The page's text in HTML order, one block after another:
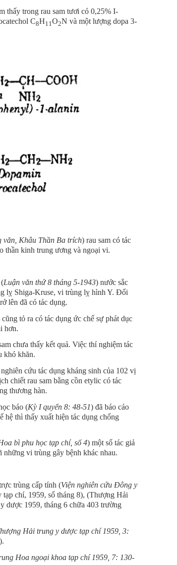
thấy trong rau sam tươi có 0,25% I-
C8H11O2N và một lượng dopa 3-
văn, Khâu Thần Ba trích) rau sam có tác
thần kinh trung ương và ngoại vi.
Luận văn thứ 8 tháng 5-1943) nước sắc
lỵ Shiga-Kruse, vi trùng lỵ hình Y. Đối
lên đã có tác dụng.
tỏ ra có tác dụng ức chế sự phát dục
hơn.
chưa thấy kết quả. Việc thí nghiệm tác
khó khăn.
cứu tác dụng kháng sinh của 102 vị
chiết rau sam bằng cồn etylic có tác
thương hàn.
báo (Kỳ I quyển 8: 48-51) đã báo cáo
hệ thì thấy xuất hiện tác dụng chống
bì phu học tạp chí, số 4) một số tác giả
những vi trùng gây bệnh khác nhau.
trùng cấp tính (Viện nghiên cứu Đông y
tạp chí, 1959, số tháng 8), (Thượng Hải
dược 1959, tháng 6 chữa 403 trường
Hải trung y dược tạp chí 1959, 3:
).
Hoa ngoại khoa tạp chí 1959, 7: 130-